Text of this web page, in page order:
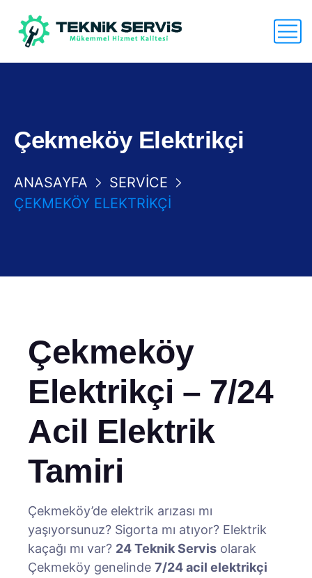
Çekmeköy Elektrikçi
ANASAYFA
SERVICE
ÇEKMEKÖY ELEKTRIKÇI
Çekmeköy
Elektrikçi – 7/24
Acil Elektrik
Tamiri
Çekmeköy’de elektrik arızası mı
yaşıyorsunuz? Sigorta mı atıyor? Elektrik
kaçağı mı var? 24 Teknik Servis olarak
Çekmeköy genelinde 7/24 acil elektrikçi